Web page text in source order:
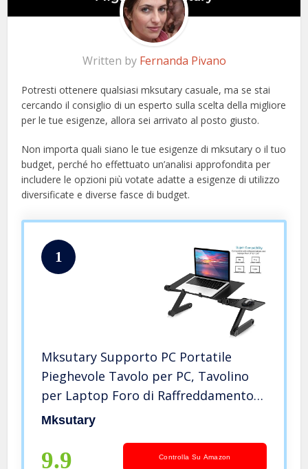
Written by Fernanda Pivano
Potresti ottenere qualsiasi mksutary casuale, ma se stai
cercando il consiglio di un esperto sulla scelta della migliore
per le tue esigenze, allora sei arrivato al posto giusto.
Non importa quali siano le tue esigenze di mksutary o il tuo
budget, perché ho effettuato un’analisi approfondita per
includere le opzioni più votate adatte a esigenze di utilizzo
diversificate e diverse fasce di budget.
1
Mksutary Supporto PC Portatile
Pieghevole Tavolo per PC, Tavolino
per Laptop Foro di Raffreddamento,
Adatto a Letto/Sofà/Tavola,
Mksutary
9.9 Controlla Su Amazon